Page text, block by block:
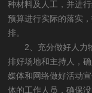
种材料及人工，并进
预算进行实际的落实
排。
2、充分做好人力
排好场地和主持人，
媒体和网络做好活动
体的工作人员，确保